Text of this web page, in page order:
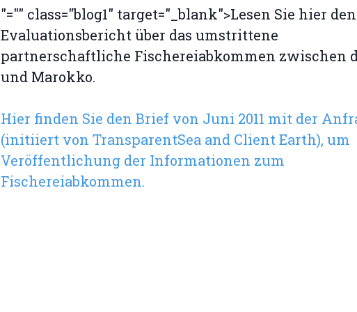
"="" class="blog1" target="_blank">Lesen Sie hier den
Evaluationsbericht über das umstrittene
partnerschaftliche Fischereiabkommen zwischen
und Marokko.
Hier finden Sie den Brief von Juni 2011 mit der
(initiiert von TransparentSea and Client Earth), um
Veröffentlichung der Informationen zum
Fischereiabkommen.